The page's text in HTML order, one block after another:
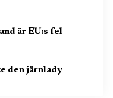
är EU:s fel –
den järnlady